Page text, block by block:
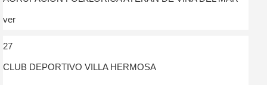
ver
27
CLUB DEPORTIVO VILLA HERMOSA